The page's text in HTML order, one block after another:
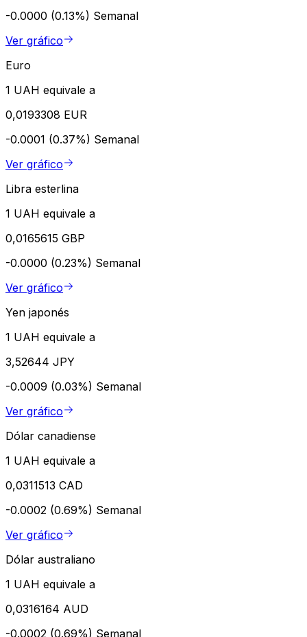
-0.0000 (0.13%) Semanal
Ver gráfico
Euro
1 UAH equivale a
0,0193308 EUR
-0.0001 (0.37%) Semanal
Ver gráfico
Libra esterlina
1 UAH equivale a
0,0165615 GBP
-0.0000 (0.23%) Semanal
Ver gráfico
Yen japonés
1 UAH equivale a
3,52644 JPY
-0.0009 (0.03%) Semanal
Ver gráfico
Dólar canadiense
1 UAH equivale a
0,0311513 CAD
-0.0002 (0.69%) Semanal
Ver gráfico
Dólar australiano
1 UAH equivale a
0,0316164 AUD
-0.0002 (0.69%) Semanal